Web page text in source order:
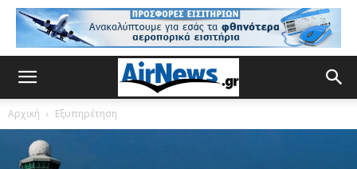
Αρχική Εξυπηρέτηση